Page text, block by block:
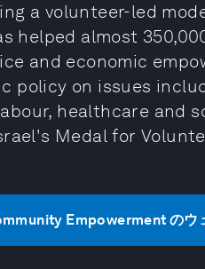
a volunteer-led
helped almost
and economic
policy on issues
healthcare and
Medal for
Empowerment のウ